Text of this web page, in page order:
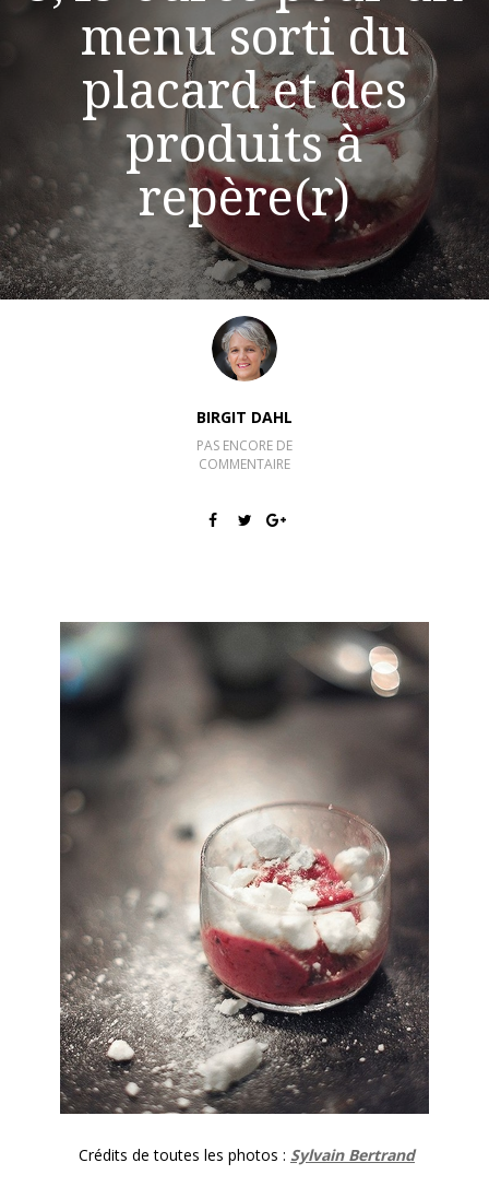
menu sorti du
placard et des
produits à
repère(r)
BIRGIT DAHL
PAS ENCORE DE
COMMENTAIRE
Crédits de toutes les photos : Sylvain Bertrand